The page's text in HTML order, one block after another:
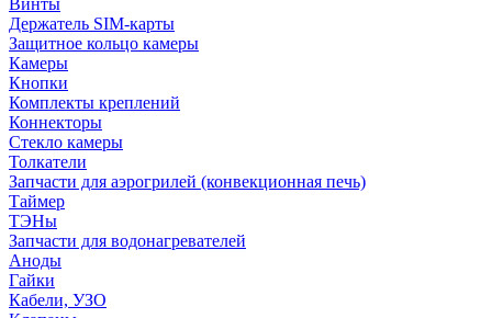
Винты
Держатель SIM-карты
Защитное кольцо камеры
Камеры
Кнопки
Комплекты креплений
Коннекторы
Стекло камеры
Толкатели
Запчасти для аэрогрилей (конвекционная печь)
Таймер
ТЭНы
Запчасти для водонагревателей
Аноды
Гайки
Кабели, УЗО